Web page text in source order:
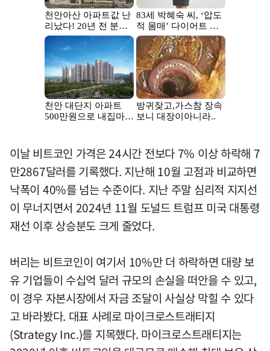
이날 비트코인 가격은 24시간 전보다 7% 이상 하락해 7
만2867달러를 기록했다. 지난해 10월 고점과 비교하면
낙폭이 40%를 넘는 수준이다. 지난 주말 심리적 지지선
이 무너지면서 2024년 11월 도널드 트럼프 미국 대통령
재선 이후 상승분도 크게 줄었다.
버리는 비트코인이 여기서 10%만 더 하락하면 대량 보
유 기업들이 수십억 달러 규모의 손실을 떠안을 수 있고,
이 경우 자본시장에서 자금 조달이 사실상 막힐 수 있다
고 바라봤다. 대표 사례로 마이크로스트래티지
(Strategy Inc.)를 지목했다. 마이크로스트래티지는